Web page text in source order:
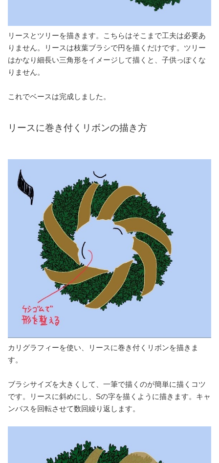
リースとツリーを描きます。こちらはそこまで工夫は必要あ
りません。リースは枝葉ブラシで円を描くだけです。ツリー
はかなり細長い三角形をイメージして描くと、子供っぽくな
りません。
これでベースは完成しました。
リースに巻き付くリボンの描き方
カリグラフィーを使い、リースに巻き付くリボンを描きま
す。
ブラシサイズを大きくして、一筆で描くのが簡単に描くコツ
です。リースに斜めにし、Sの字を描くように描きます。キャ
ンバスを回転させて数回繰り返します。